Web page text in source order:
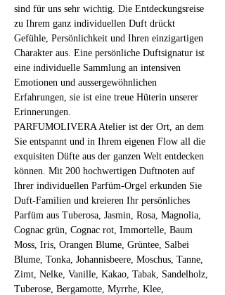
sind für uns sehr wichtig. Die Entdeckungsreise
zu Ihrem ganz individuellen Duft drückt
Gefühle, Persönlichkeit und Ihren einzigartigen
Charakter aus. Eine persönliche Duftsignatur ist
eine individuelle Sammlung an intensiven
Emotionen und aussergewöhnlichen
Erfahrungen, sie ist eine treue Hüterin unserer
Erinnerungen.
PARFUMOLIVERA Atelier ist der Ort, an dem
Sie entspannt und in Ihrem eigenen Flow all die
exquisiten Düfte aus der ganzen Welt entdecken
können. Mit 200 hochwertigen Duftnoten auf
Ihrer individuellen Parfüm-Orgel erkunden Sie
Duft-Familien und kreieren Ihr persönliches
Parfüm aus Tuberosa, Jasmin, Rosa, Magnolia,
Cognac grün, Cognac rot, Immortelle, Baum
Moss, Iris, Orangen Blume, Grüntee, Salbei
Blume, Tonka, Johannisbeere, Moschus, Tanne,
Zimt, Nelke, Vanille, Kakao, Tabak, Sandelholz,
Tuberose, Bergamotte, Myrrhe, Klee,